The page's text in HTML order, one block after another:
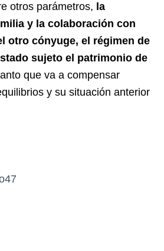
otros parámetros, la
y la colaboración con
otro cónyuge, el régimen de
sujeto el patrimonio de
que va a compensar
y su situación anterior